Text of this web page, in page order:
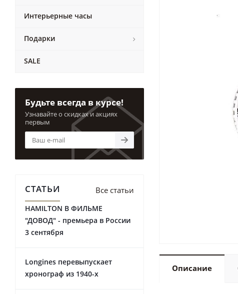
Описание
Интерьерные часы
Подарки
SALE
Будьте всегда в курсе!
Узнавайте о скидках и акциях
первым
СТАТЬИ Все статьи
HAMILTON В ФИЛЬМЕ
"ДОВОД" - премьера в России
3 сентября
Longines перевыпускает
хронограф из 1940-х